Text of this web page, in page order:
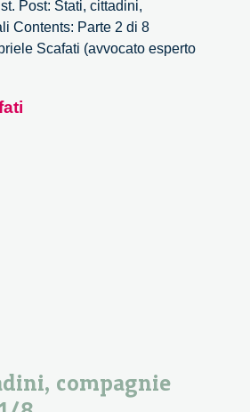
Post: Stati, cittadini,
Contents: Parte 2 di 8
Scafati (avvocato esperto
compagnie